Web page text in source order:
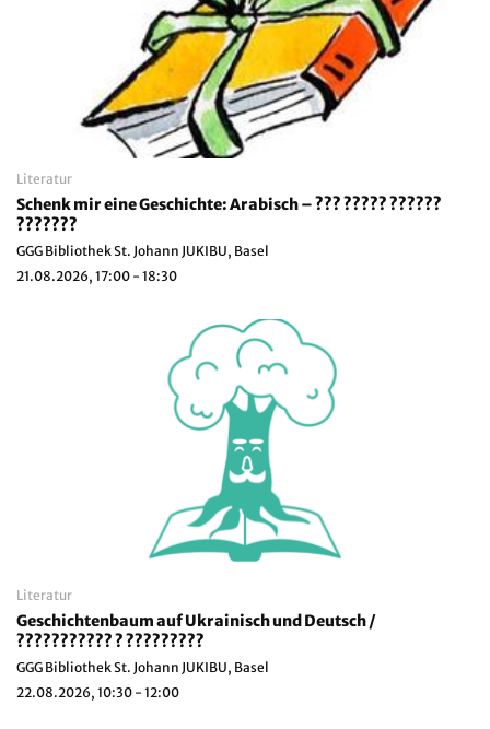
Literatur
Schenk mir eine Geschichte: Arabisch – ??? ????? ??????
???????
GGG Bibliothek St. Johann JUKIBU, Basel
21.08.2026, 17:00 - 18:30
Literatur
Geschichtenbaum auf Ukrainisch und Deutsch /
??????????? ? ?????????
GGG Bibliothek St. Johann JUKIBU, Basel
22.08.2026, 10:30 - 12:00